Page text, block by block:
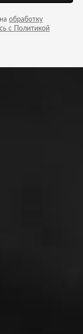
обработку
с Политикой